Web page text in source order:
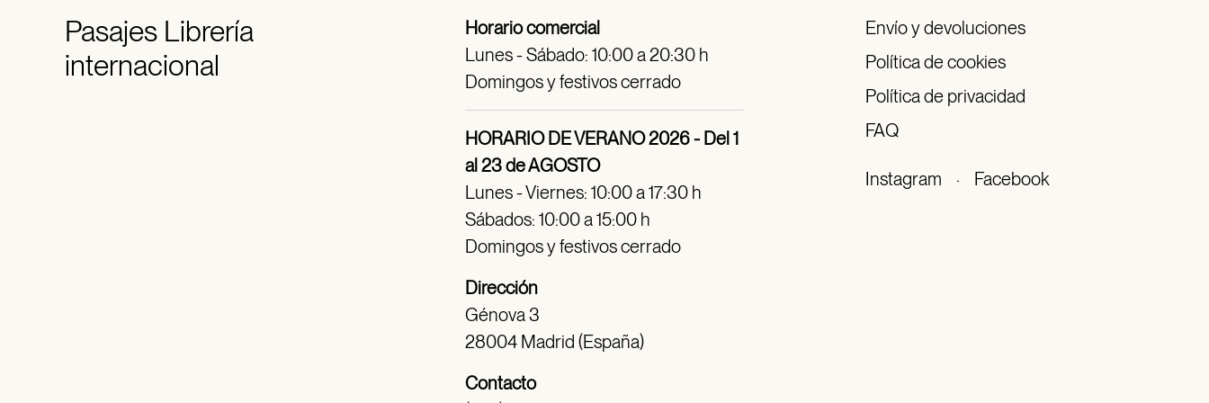
PasajesLibrería
internacional
Horario comercial
Lunes - Sábado: 10:00 a 20:30 h
Domingos y festivos cerrado
HORARIO DE VERANO 2026 - Del 1
al 23 de AGOSTO
Lunes - Viernes: 10:00 a 17:30 h
Sábados: 10:00 a 15:00 h
Domingos y festivos cerrado
Dirección
Génova 3
28004 Madrid (España)
Contacto
Envío y devoluciones
Política de cookies
Política de privacidad
FAQ
Instagram · Facebook